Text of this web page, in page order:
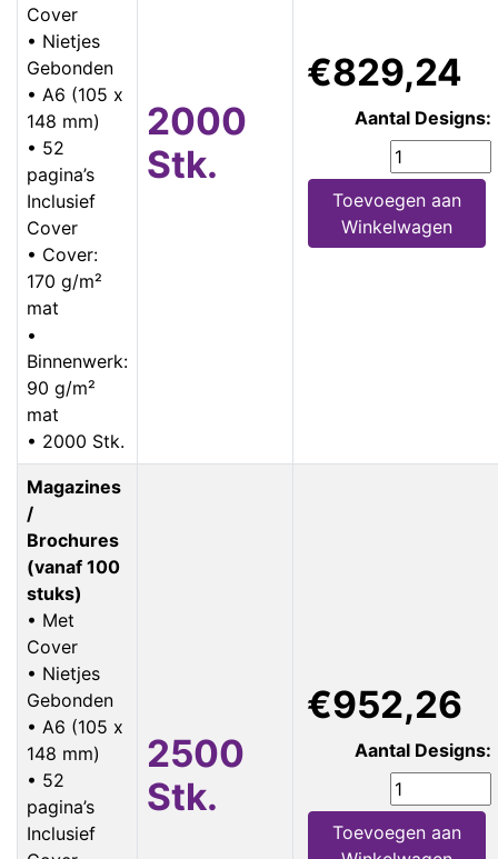
Cover
• Nietjes
Gebonden
• A6 (105 x
148 mm)
• 52
pagina’s
Inclusief
Cover
• Cover:
170 g/m²
mat
•
Binnenwerk:
90 g/m²
mat
• 2000 Stk.
2000
Stk.
€829,24
Aantal Designs:
Toevoegen aan
Winkelwagen
Magazines
/
Brochures
(vanaf 100
stuks)
• Met
Cover
• Nietjes
Gebonden
• A6 (105 x
148 mm)
• 52
pagina’s
Inclusief
2500
Stk.
€952,26
Aantal Designs:
Toevoegen aan